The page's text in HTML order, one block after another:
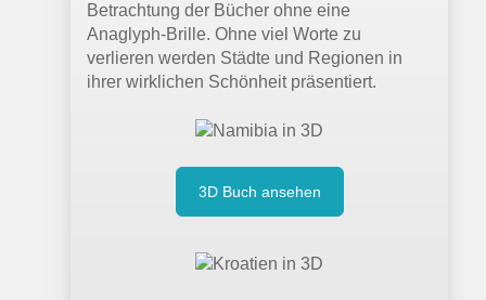
Betrachtung der Bücher ohne eine
Anaglyph-Brille. Ohne viel Worte zu
verlieren werden Städte und Regionen in
ihrer wirklichen Schönheit präsentiert.
3D Buch ansehen